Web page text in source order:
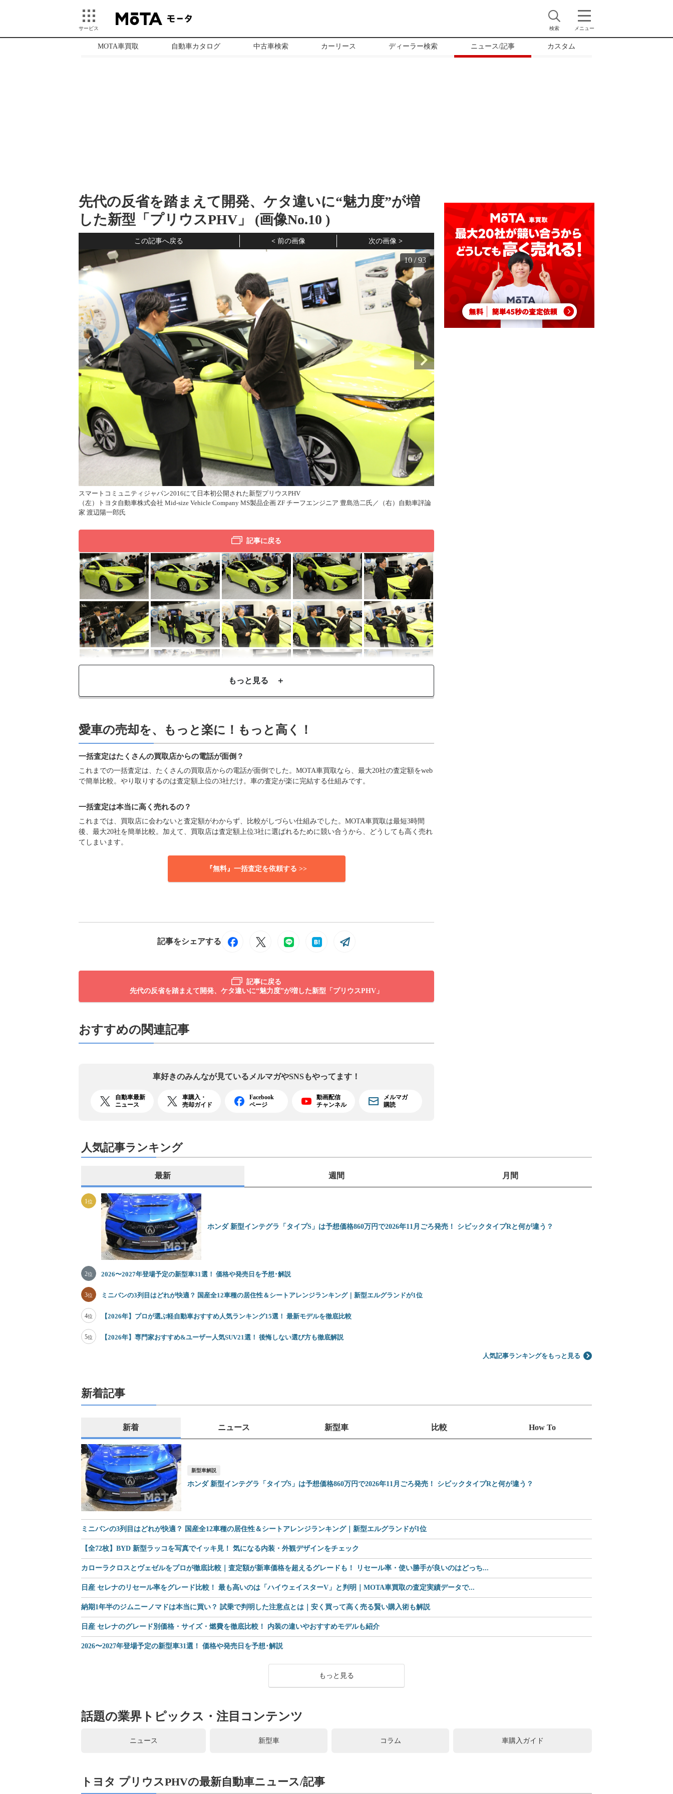
サービス 検索 メニュー
MOTA車買取 自動車カタログ 中古車検索 カーリース ディーラー検索 ニュース/記事 カスタム
先代の反省を踏まえて開発、ケタ違いに“魅力度”が増
した新型「プリウスPHV」 (画像No.10 )
この記事へ戻る 前の画像 次の画像
スマートコミュニティジャパン2016にて日本初公開された新型プリウスPHV
（左）トヨタ自動車株式会社 Mid-size Vehicle Company MS製品企画 ZF チーフエンジニア 豊島浩二氏／（右）自動車評論
家 渡辺陽一郎氏
10 /93
記事に戻る
もっと見る ＋
愛車の売却を、もっと楽に！もっと高く！
一括査定はたくさんの買取店からの電話が面倒？
これまでの一括査定は、たくさんの買取店からの電話が面倒でした。MOTA車買取なら、最大20社の査定額をweb
で簡単比較。やり取りするのは査定額上位の3社だけ。車の査定が楽に完結する仕組みです。
一括査定は本当に高く売れるの？
これまでは、買取店に会わないと査定額がわからず、比較がしづらい仕組みでした。MOTA車買取は最短3時間
後、最大20社を簡単比較。加えて、買取店は査定額上位3社に選ばれるために競い合うから、どうしても高く売れ
てしまいます。
『無料』一括査定を依頼する >>
記事をシェアする
記事に戻る
先代の反省を踏まえて開発、ケタ違いに“魅力度”が増した新型「プリウスPHV」
おすすめの関連記事
車好きのみんなが見ている メルマガやSNSもやってます！
自動車最新
ニュース
車購入・
売却ガイド
Facebook
ページ
動画配信
チャンネル
メルマガ
購読
人気記事ランキング
最新 週間 月間
1位
ホンダ 新型インテグラ「タイプS」は予想価格860万円で2026年11月ごろ発売！ シビックタイプRと何が違う？
2位 2026〜2027年登場予定の新型車31選！ 価格や発売日を予想･解説
3位 ミニバンの3列目はどれが快適？ 国産全12車種の居住性＆シートアレンジランキング｜新型エルグランドが1位
4位 【2026年】プロが選ぶ軽自動車おすすめ人気ランキング15選！ 最新モデルを徹底比較
5位 【2026年】専門家おすすめ&ユーザー人気SUV21選！ 後悔しない選び方も徹底解説
人気記事ランキングをもっと見る
新着記事
新着 ニュース 新型車 比較 How To
新型車解説
ホンダ 新型インテグラ「タイプS」は予想価格860万円で2026年11月ごろ発売！ シビックタイプRと何が違う？
ミニバンの3列目はどれが快適？ 国産全12車種の居住性＆シートアレンジランキング｜新型エルグランドが1位
【全72枚】BYD 新型ラッコを写真でイッキ見！ 気になる内装・外観デザインをチェック
カローラクロスとヴェゼルをプロが徹底比較｜査定額が新車価格を超えるグレードも！ リセール率・使い勝手が良いのはどっち...
日産 セレナのリセール率をグレード比較！ 最も高いのは「ハイウェイスターV」と判明｜MOTA車買取の査定実績データで...
納期1年半のジムニーノマドは本当に買い？ 試乗で判明した注意点とは｜安く買って高く売る賢い購入術も解説
日産 セレナのグレード別価格・サイズ・燃費を徹底比較！ 内装の違いやおすすめモデルも紹介
2026〜2027年登場予定の新型車31選！ 価格や発売日を予想･解説
もっと見る
話題の業界トピックス・注目コンテンツ
ニュース 新型車 コラム 車購入ガイド
トヨタ プリウスPHVの最新自動車ニュース/記事